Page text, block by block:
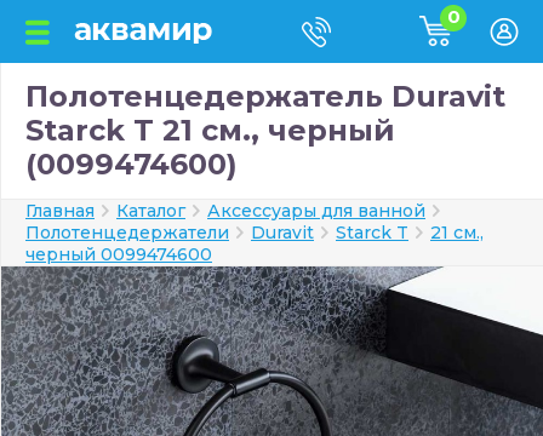
0
Полотенцедержатель Duravit
Starck T 21 см., черный
(0099474600)
Главная Каталог
Аксессуары для ванной
Полотенцедержатели
Duravit Starck T
21 см.,
черный 0099474600